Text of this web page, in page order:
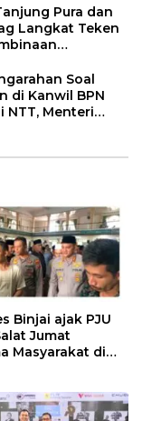
DITUTUPI
SINDIKAT
EMAS
Pura dan
Langkat Teken
Soal
di Kanwil BPN
NTT, Menteri
Binjai ajak PJU
Jumat
Masyarakat di